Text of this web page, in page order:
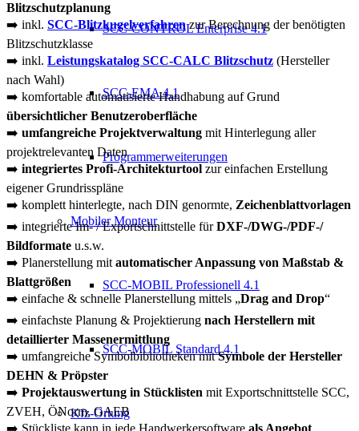
SCC-CONTROL Enterprise 4.1
SCC-EMA 4.1
Programmerweiterungen
Mobiler Monteur
SCC-MOBIL Professionell 4.1
SCC-MOBIL Standard 4.1
Kfz-Ortung
Blitzschutzplanung
➡️ inkl. SCC-Blitzkugelverfahrenzur Berechnung der benötigten
Blitzschutzklasse
➡️ inkl. Leistungskatalog SCC-CALC Blitzschutz (Hersteller
nach Wahl)
➡️ komfortable automatisierte Handhabung auf Grund
übersichtlicher Benutzeroberfläche
➡️ umfangreiche Projektverwaltung mit Hinterlegung aller
projektrelevanten Daten
➡️ integriertes Profi-Architekturtool zur einfachen Erstellung
eigener Grundrisspläne
➡️ komplett hinterlegte, nach DIN genormte, Zeichenblattvorlagen
➡️ integrierte Im- / Exportschnittstelle fürDXF-/DWG-/PDF-/
Bildformate u.s.w.
➡️ Planerstellung mit automatischer Anpassung von Maßstab &
Blattgrößen
➡️ einfache & schnelle Planerstellung mittels „Drag and Drop“
➡️ einfachste Planung & Projektierung nach Herstellern mit
detaillierter Massenermittlung
➡️ umfangreiche Symbolbibliotheken mitSymbole der Hersteller
DEHN & Pröpster
➡️ Projektauswertung in Stücklisten mit Exportschnittstelle SCC,
ZVEH, ÖNorm, GAEB
➡️ Stückliste kann in jede Handwerkersoftware als Angebot